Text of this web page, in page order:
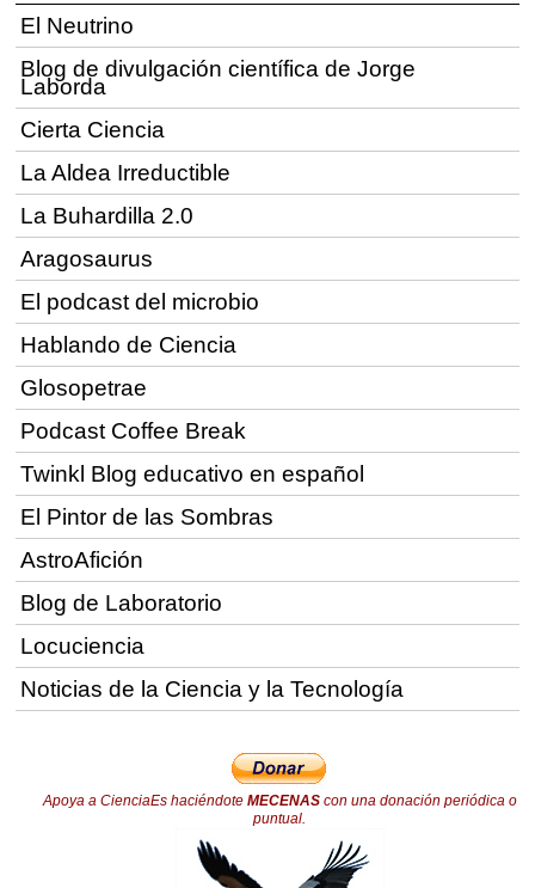
El Neutrino
Blog de divulgación científica de Jorge
Laborda
Cierta Ciencia
La Aldea Irreductible
La Buhardilla 2.0
Aragosaurus
El podcast del microbio
Hablando de Ciencia
Glosopetrae
Podcast Coffee Break
Twinkl Blog educativo en español
El Pintor de las Sombras
AstroAfición
Blog de Laboratorio
Locuciencia
Noticias de la Ciencia y la Tecnología
Apoya a CienciaEs haciéndote MECENAScon una donación periódica o
puntual.